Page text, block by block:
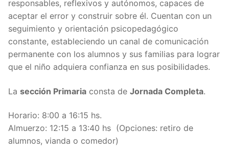
responsables, reflexivos y autónomos, capaces de
aceptar el error y construir sobre él. Cuentan con un
seguimiento y orientación psicopedagógico
constante, estableciendo un canal de comunicación
permanente con los alumnos y sus familias para lograr
que el niño adquiera confianza en sus posibilidades.
La sección Primaria consta de Jornada Completa.
Horario: 8:00 a 16:15 hs.
Almuerzo: 12:15 a 13:40 hs (Opciones: retiro de
alumnos, vianda o comedor)